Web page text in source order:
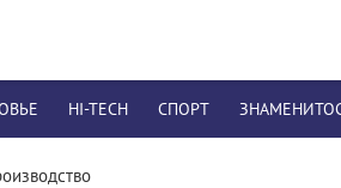
HI-TECH СПОРТ